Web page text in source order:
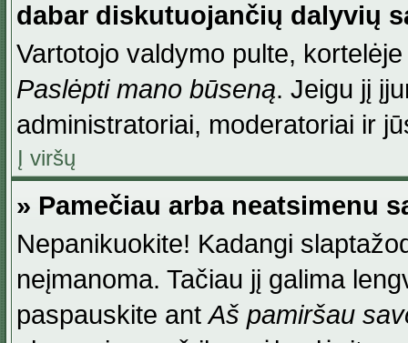
dabar diskutuojančių dalyvių
Vartotojo valdymo pulte,
Paslėpti mano būseną. Jeigu jį
administratoriai, moderatoriai ir
Į viršų
» Pamečiau arba neatsimenu
Nepanikuokite! Kadangi
neįmanoma. Tačiau jį galima
paspauskite antAš pamiršau